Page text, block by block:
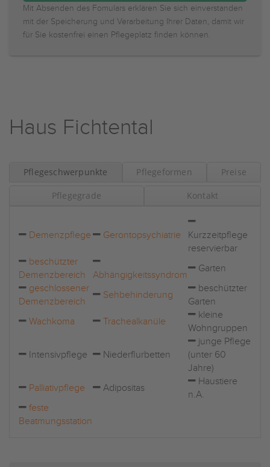
Mit Absenden des Fomulars erklären Sie sich einverstanden
mit der Speicherung und Verarbeitung Ihrer Daten, damit wir
für Sie kostenfrei einen Pflegeplatz finden können.
Haus Fichtental
Pflegeschwerpunkte Pflegeformen Preise
Pflegegrade Kontakt
Demenzpflege Gerontopsychiatrie
Kurzzeitpflege
reservierbar
beschützter
Demenzbereich
Abhängigkeitssyndrom
Garten
geschlossener
Demenzbereich
Sehbehinderung
beschützter
Garten
Wachkoma
Trachealkanüle
kleine
Wohngruppen
Intensivpflege Niederflurbetten
junge Pflege
(unter 60
Jahre)
Palliativpflege
Adipositas
Haustiere
n.A.
feste
Beatmungsstation